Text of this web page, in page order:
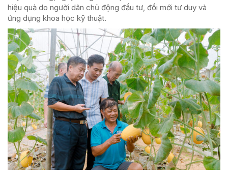
hiệu quả do người dân chủ động đầu tư, đổi mới tư duy và
ứng dụng khoa học kỹ thuật.